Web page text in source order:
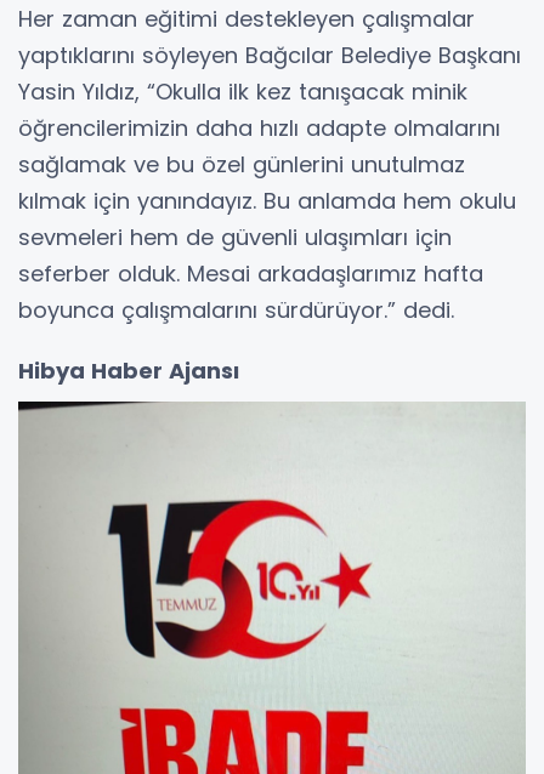
Her zaman eğitimi destekleyen çalışmalar
yaptıklarını söyleyen Bağcılar Belediye Başkanı
Yasin Yıldız, “Okulla ilk kez tanışacak minik
öğrencilerimizin daha hızlı adapte olmalarını
sağlamak ve bu özel günlerini unutulmaz
kılmak için yanındayız. Bu anlamda hem okulu
sevmeleri hem de güvenli ulaşımları için
seferber olduk. Mesai arkadaşlarımız hafta
boyunca çalışmalarını sürdürüyor.” dedi.
Hibya Haber Ajansı